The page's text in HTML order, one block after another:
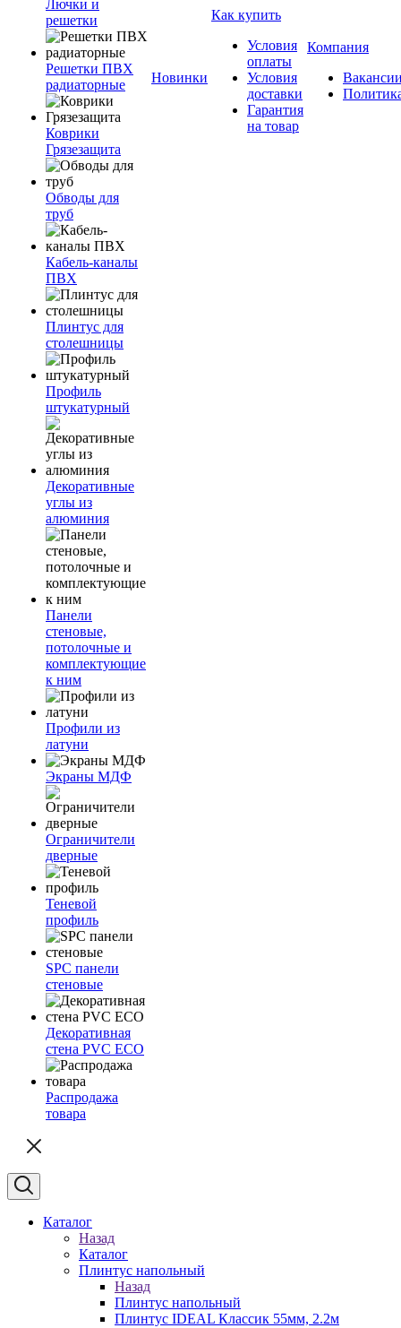
Лючки и
решетки
Решетки ПВХ
радиаторные
Коврики
Грязезащита
Обводы для
труб
Кабель-каналы
ПВХ
Плинтус для
столешницы
Профиль
штукатурный
Декоративные
углы из
алюминия
Панели
стеновые,
потолочные и
комплектующие
к ним
Профили из
латуни
Экраны МДФ
Ограничители
дверные
Теневой
профиль
SPC панели
стеновые
Декоративная
стена PVC ECO
Распродажа
товара
Новинки
Как купить
Условия
оплаты
Условия
доставки
Гарантия
на товар
Компания
Каталог
Назад
Каталог
Плинтус напольный
Назад
Плинтус напольный
Плинтус IDEAL Классик 55мм, 2.2м